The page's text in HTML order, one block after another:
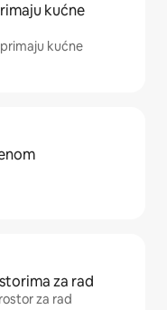
kućne
kućne
za rad
za rad